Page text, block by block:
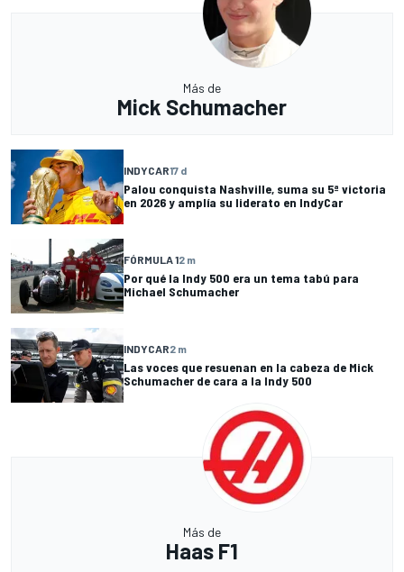
Más de
Mick Schumacher
INDYCAR17 d
Palou conquista Nashville, suma su 5ª victoria
en 2026 y amplía su liderato en IndyCar
FÓRMULA 12 m
Por qué la Indy 500 era un tema tabú para
Michael Schumacher
INDYCAR2 m
Las voces que resuenan en la cabeza de Mick
Schumacher de cara a la Indy 500
Más de
Haas F1